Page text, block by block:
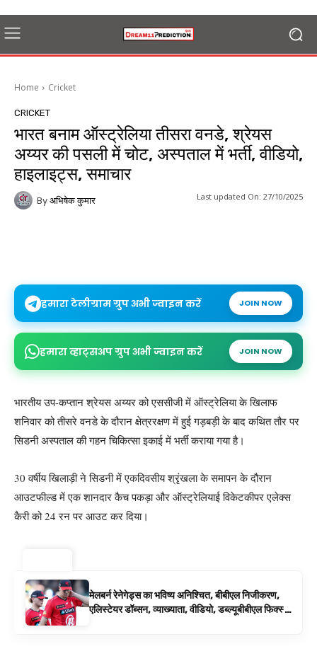
Home Cricket
CRICKET
भारत बनाम ऑस्ट्रेलिया तीसरा वनडे, श्रेयस
अय्यर की पसली में चोट, अस्पताल में भर्ती, वीडियो,
हाइलाइट्स, समाचार
By अभिषेक कुमार Last updated On: 27/10/2025
हमारा टेलीग्राम ग्रुप अभी ज्वाइन करें JOIN NOW
हमारा व्हाट्सअप ग्रुप अभी ज्वाइन करें JOIN NOW
भारतीय उप-कप्तान श्रेयस अय्यर को एससीजी में ऑस्ट्रेलिया के खिलाफ
शनिवार को तीसरे वनडे के दौरान क्षेत्ररक्षण में हुई गड़बड़ी के बाद कथित तौर पर
सिडनी अस्पताल की गहन चिकित्सा इकाई में भर्ती कराया गया है।
30 वर्षीय खिलाड़ी ने सिडनी में एकदिवसीय श्रृंखला के समापन के दौरान
आउटफील्ड में एक शानदार कैच पकड़ा और ऑस्ट्रेलियाई विकेटकीपर एलेक्स
कैरी को 24 रन पर आउट कर दिया।
मेलबर्न रेनेगेड्स का भविष्य अनिश्चित, बीबीएल निजीकरण,
एलिस्टेयर डॉब्सन, व्याख्याता, वीडियो, डब्ल्यूबीबीएल फिक्स्चर